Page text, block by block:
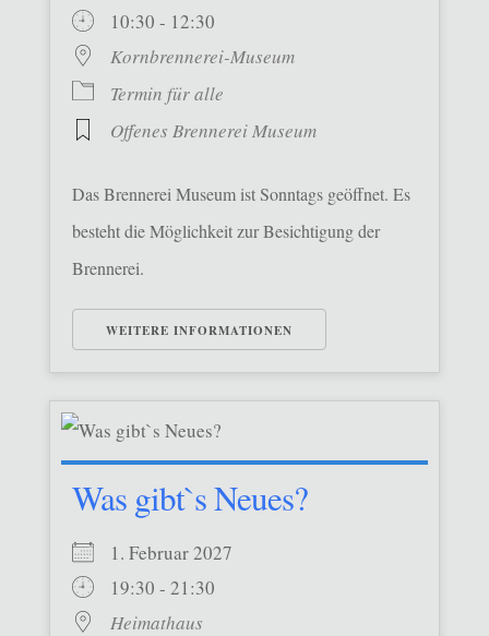
10:30 - 12:30
Kornbrennerei-Museum
Termin für alle
Offenes Brennerei Museum
Das Brennerei Museum ist Sonntags geöffnet. Es
besteht die Möglichkeit zur Besichtigung der
Brennerei.
WEITERE INFORMATIONEN
Was gibt`s Neues?
1. Februar 2027
19:30 - 21:30
Heimathaus